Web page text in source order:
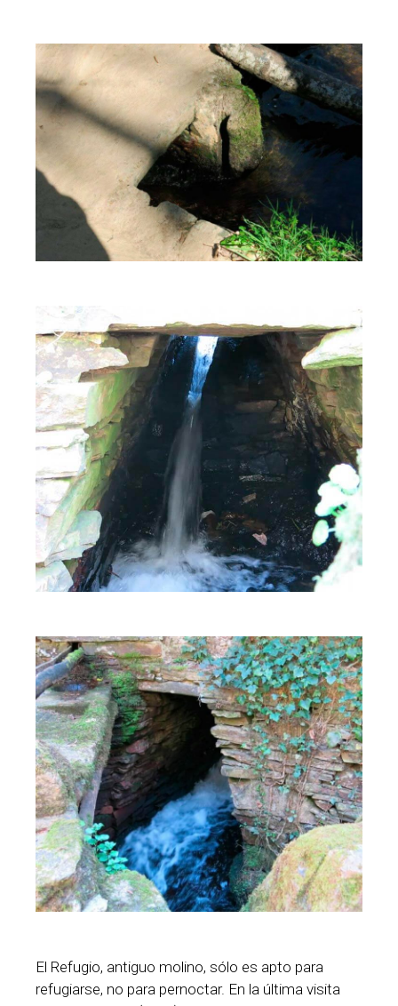
El Refugio, antiguo molino, sólo es apto para
refugiarse, no para pernoctar. En la última visita